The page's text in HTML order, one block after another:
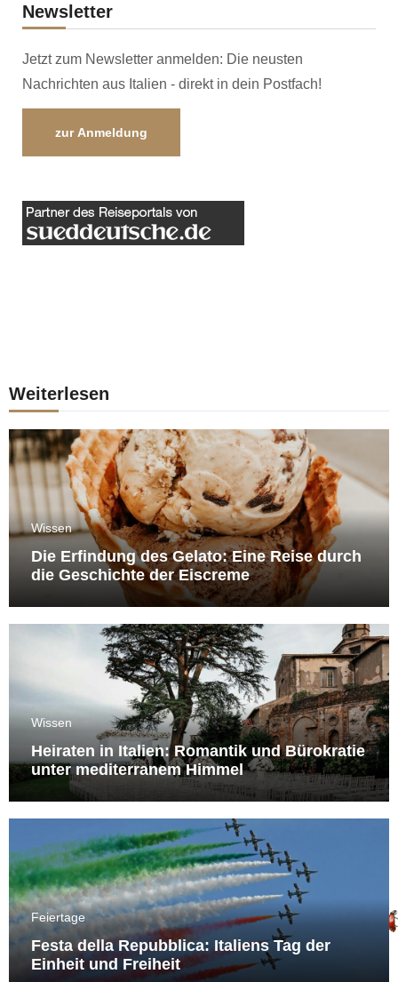
Newsletter
Jetzt zum Newsletter anmelden: Die neusten
Nachrichten aus Italien - direkt in dein Postfach!
zur Anmeldung
Weiterlesen
Wissen
Die Erfindung des Gelato: Eine Reise durch
die Geschichte der Eiscreme
Wissen
Heiraten in Italien: Romantik und Bürokratie
unter mediterranem Himmel
Feiertage
Festa della Repubblica: Italiens Tag der
Einheit und Freiheit